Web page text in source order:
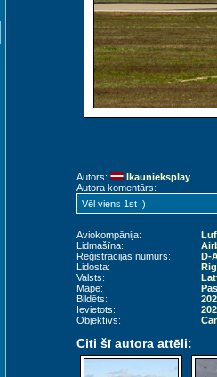
Autors:
Ikaunieksplay
Autora komentārs:
Vēl viens 1st :)
Aviokompānija:
Lidmašīna:
Reģistrācijas numurs:
D-
Lidosta:
Valsts:
Mape:
Bildēts:
Ievietots:
Objektīvs:
Citi šī autora attēli: